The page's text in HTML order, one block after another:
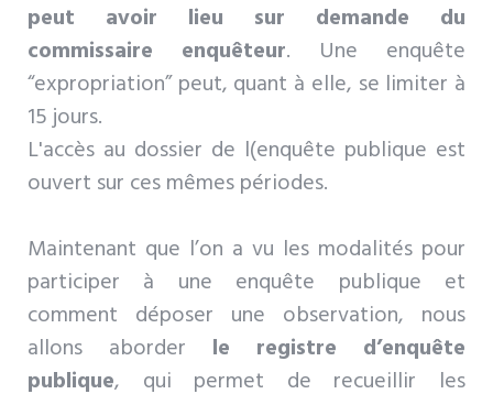
peut avoir lieu sur demande du
commissaire enquêteur. Une enquête
“expropriation” peut, quant à elle, se limiter à
15 jours.
L'accès au dossier de l(enquête publique est
ouvert sur ces mêmes périodes.
Maintenant que l’on a vu les modalités pour
participer à une enquête publique et
comment déposer une observation, nous
allons aborder le registre d’enquête
publique, qui permet de recueillir les